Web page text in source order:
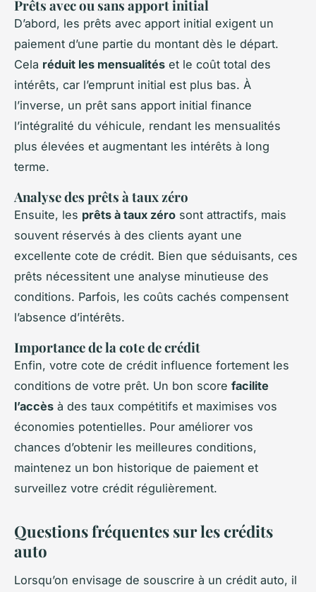
Prêts avec ou sans apport initial
D’abord, les prêts avec apport initial exigent un
paiement d’une partie du montant dès le départ.
Cela réduit les mensualités et le coût total des
intérêts, car l’emprunt initial est plus bas. À
l’inverse, un prêt sans apport initial finance
l’intégralité du véhicule, rendant les mensualités
plus élevées et augmentant les intérêts à long
terme.
Analyse des prêts à taux zéro
Ensuite, les prêts à taux zéro sont attractifs, mais
souvent réservés à des clients ayant une
excellente cote de crédit. Bien que séduisants, ces
prêts nécessitent une analyse minutieuse des
conditions. Parfois, les coûts cachés compensent
l’absence d’intérêts.
Importance de la cote de crédit
Enfin, votre cote de crédit influence fortement les
conditions de votre prêt. Un bon score facilite
l’accès à des taux compétitifs et maximises vos
économies potentielles. Pour améliorer vos
chances d’obtenir les meilleures conditions,
maintenez un bon historique de paiement et
surveillez votre crédit régulièrement.
Questions fréquentes sur les crédits
auto
Lorsqu’on envisage de souscrire à un crédit auto, il